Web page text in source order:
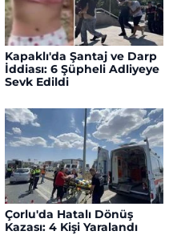
Kapaklı'da Şantaj ve Darp
İddiası: 6 Şüpheli Adliyeye
Sevk Edildi
Çorlu'da Hatalı Dönüş
Kazası: 4 Kişi Yaralandı